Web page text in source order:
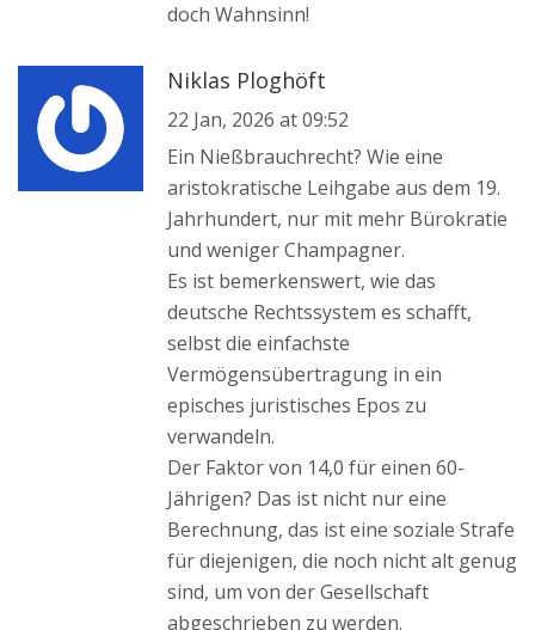
doch Wahnsinn!
Niklas Ploghöft
22 Jan, 2026 at 09:52
Ein Nießbrauchrecht? Wie eine
aristokratische Leihgabe aus dem 19.
Jahrhundert, nur mit mehr Bürokratie
und weniger Champagner.
Es ist bemerkenswert, wie das
deutsche Rechtssystem es schafft,
selbst die einfachste
Vermögensübertragung in ein
episches juristisches Epos zu
verwandeln.
Der Faktor von 14,0 für einen 60-
Jährigen? Das ist nicht nur eine
Berechnung, das ist eine soziale Strafe
für diejenigen, die noch nicht alt genug
sind, um von der Gesellschaft
abgeschrieben zu werden.